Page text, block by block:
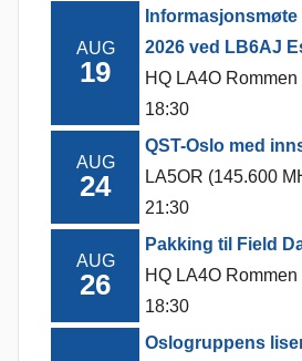
AUG
19
2026 ved LB6AJ
HQ LA4O Rommen
18:30
AUG
24
QST-Oslo med
LA5OR (145.600
21:30
AUG
26
Pakking til Field
HQ LA4O Rommen
18:30
Oslogruppens